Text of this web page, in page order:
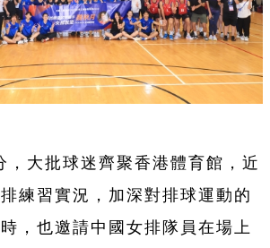
，大批球迷齊聚香港體育館，近
練習實況，加深對排球運動的
，也邀請中國女排隊員在場上